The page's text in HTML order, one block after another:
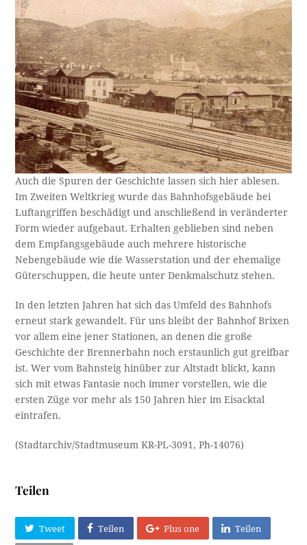
Auch die Spuren der Geschichte lassen sich hier ablesen.
Im Zweiten Weltkrieg wurde das Bahnhofsgebäude bei
Luftangriffen beschädigt und anschließend in veränderter
Form wieder aufgebaut. Erhalten geblieben sind neben
dem Empfangsgebäude auch mehrere historische
Nebengebäude wie die Wasserstation und der ehemalige
Güterschuppen, die heute unter Denkmalschutz stehen.
In den letzten Jahren hat sich das Umfeld des Bahnhofs
erneut stark gewandelt. Für uns bleibt der Bahnhof Brixen
vor allem eine jener Stationen, an denen die große
Geschichte der Brennerbahn noch erstaunlich gut greifbar
ist. Wer vom Bahnsteig hinüber zur Altstadt blickt, kann
sich mit etwas Fantasie noch immer vorstellen, wie die
ersten Züge vor mehr als 150 Jahren hier im Eisacktal
eintrafen.
(Stadtarchiv/Stadtmuseum KR-PL-3091, Ph-14076)
Teilen
Tweet Teilen Plus one Teilen